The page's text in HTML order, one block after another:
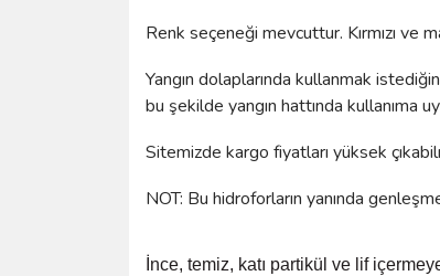
Renk seçeneği mevcuttur. Kırmızı ve
Yangın dolaplarında kullanmak
bu şekilde yangın hattında kullanıma
Sitemizde kargo fiyatları yüksek
NOT: Bu hidroforların yanında
İnce, temiz, katı partikül ve lif